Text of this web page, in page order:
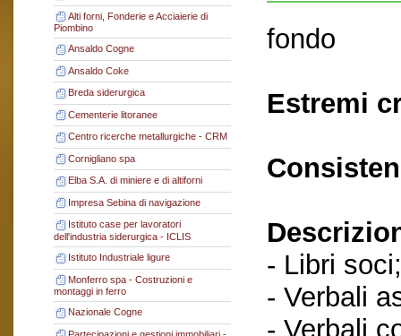
Alti forni, Fonderie e Acciaierie di
Piombino
Ansaldo Cogne
Ansaldo Coke
Breda siderurgica
Cementerie litoranee
Centro ricerche metallurgiche - CRM
Cornigliano spa
Elba S.A. di miniere e di altiforni
Impresa Sebina di navigazione
Istituto case per lavoratori
dell'industria siderurgica - ICLIS
Istituto Industriale ligure
Monferro spa - Costruzioni e
montaggi in ferro
Nazionale Cogne
fondo
Estremi
- Libri soci;
- Verbali
- Verbali